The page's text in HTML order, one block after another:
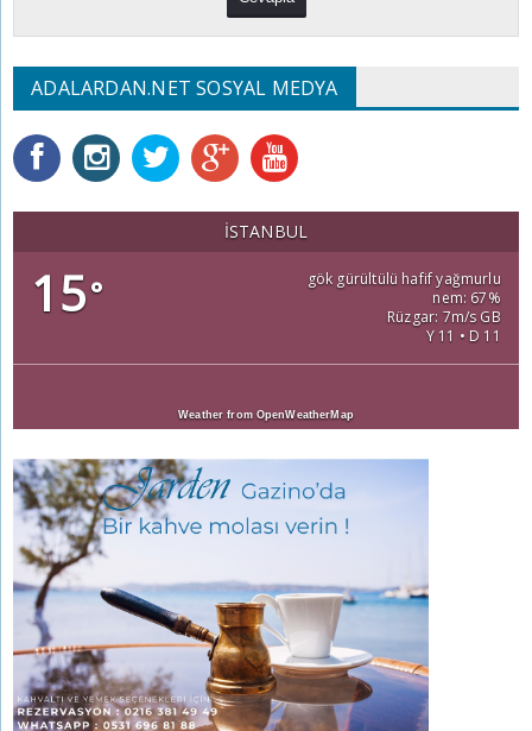
ADALARDAN.NET SOSYAL MEDYA
İSTANBUL
15°
gök gürültülü hafif yağmurlu
nem: 67%
Rüzgar: 7m/s GB
Y 11 • D 11
Weather from OpenWeatherMap